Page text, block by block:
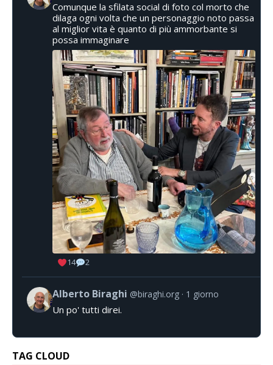
Comunque la sfilata social di foto col morto che
dilaga ogni volta che un personaggio noto passa
al miglior vita è quanto di più ammorbante si
possa immaginare
14 2
Alberto Biraghi @biraghi.org 1 giorno
Un po' tutti direi.
TAG CLOUD